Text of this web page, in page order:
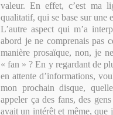
valeur. En effet, c’est ma
qualitatif, qui se base sur une
L’autre aspect qui m’a
abord je ne comprenais pas
manière prosaïque, non, je
« fan » ? En y regardant de
en attente d’informations,
mon prochain disque,
appeler ça des fans, des
avait un intérêt et même, que